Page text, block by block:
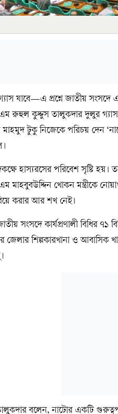
যাবে—এ প্রশ্নে জাতীয়
রুহুল কুদ্দুস তালুকদার দুলুর গ্যাস
টুকু নিজেকে পরিচয় দেন
হাস্যরসের পরিবেশ সৃষ্টি হয়।
মাহবুবউদ্দিন খোকন মন্ত্রীকে
করার আর শখ নেই।
সংসদে কার্যপ্রণালী বিধির
জেলার শিল্পকারখানা ও
বলেন, নাটোর একটি